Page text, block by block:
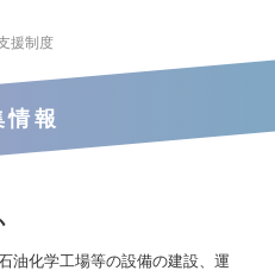
援制度
情報
油化学工場等の設備の建設、運